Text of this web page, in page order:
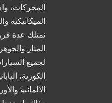
المحركات،
الميكانيكية
نمتلك عدة
المنار
لجميع
الكورية،
الألمانية